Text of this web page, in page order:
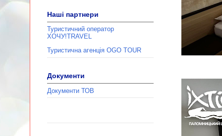
Наші партнери
Туристичний оператор
ХОЧУ!TRAVEL
Туристична агенція ОGО TOUR
Документи
Документи ТОВ